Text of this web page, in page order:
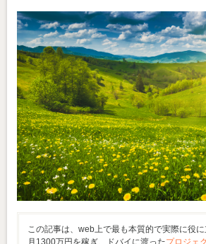
この記事は、web上で最も本質的で実際に役に
月1300万円を稼ぎ、ドバイに渡ったプロジェ